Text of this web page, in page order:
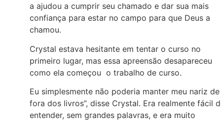
a ajudou a cumprir seu chamado e dar sua mais
confiança para estar no campo para que Deus a
chamou.
Crystal estava hesitante em tentar o curso no
primeiro lugar, mas essa apreensão desapareceu
como ela começou o trabalho de curso.
Eu simplesmente não poderia manter meu nariz de
fora dos livros”, disse Crystal. Era realmente fácil
entender, sem grandes palavras, e era muito